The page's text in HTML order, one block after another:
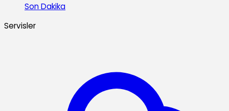
Son Dakika
Servisler